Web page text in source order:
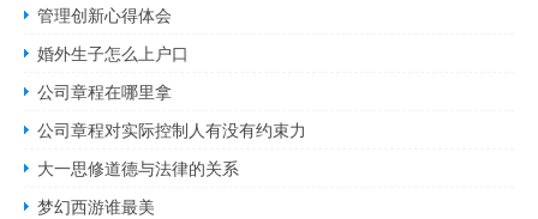
管理创新心得体会
婚外生子怎么上户口
公司章程在哪里拿
公司章程对实际控制人有没有约束力
大一思修道德与法律的关系
梦幻西游谁最美